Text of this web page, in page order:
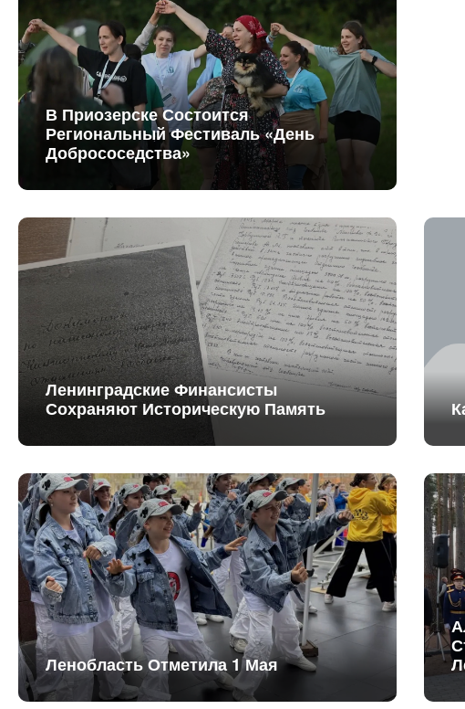
В Приозерске Состоится
Региональный Фестиваль «День
Добрососедства»
Ленинградские Финансисты
Сохраняют Историческую Память
Ленобласть Отметила 1 Мая